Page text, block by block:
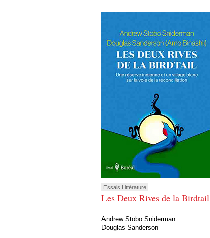
Essais Littérature
Les Deux Rives de la Birdtail
Andrew Stobo Sniderman
Douglas Sanderson